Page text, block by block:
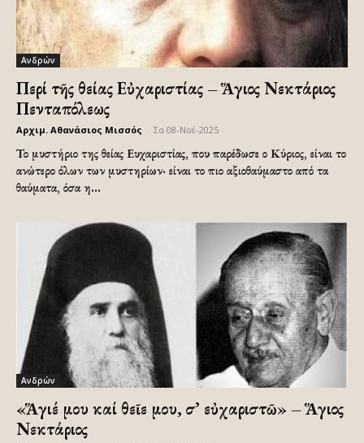
Ανδρών
Περί τῆς θείας Εὐχαριστίας – Ἅγιος Νεκτάριος
Πενταπόλεως
Αρχιμ. Αθανάσιος Μισσός Σα 08-Νοέ-2025
Το μυστήριο της θείας Ευχαριστίας, που παρέδωσε ο Κύριος, είναι το
ανώτερο όλων των μυστηρίων· είναι το πιο αξιοθαύμαστο από τα
θαύματα, όσα η...
Ανδρών
«Ἅγιέ μου καί θεῖε μου, σ’ εὐχαριστῶ» – Ἅγιος
Νεκτάριος